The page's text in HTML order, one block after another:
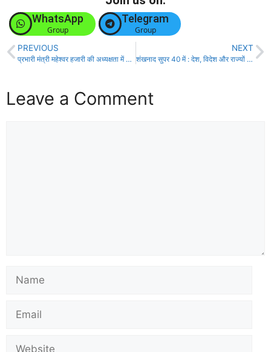
WhatsApp
Group
Telegram
Group
PREVIOUS
प्रभारी मंत्री महेश्वर हजारी की अध्यक्षता में 20 सूत्री की समीक्षा बैठक संपन्न!
NEXT
शंखनाद सुपर 40 में : देश, विदेश और राज्यों से आज की चालीस बड़ी खबरें!
Leave a Comment